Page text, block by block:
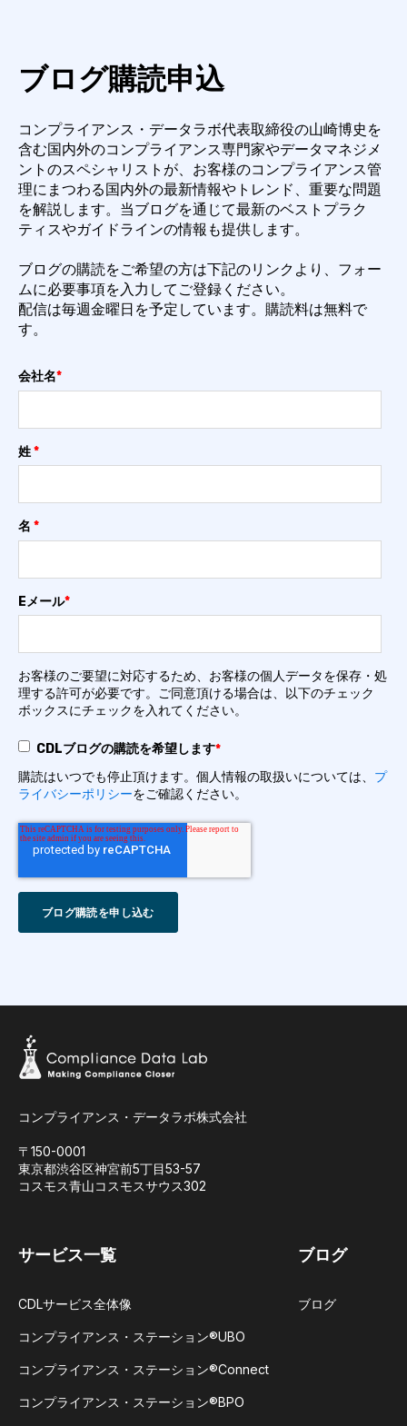
ブログ購読申込
コンプライアンス・データラボ代表取締役の山崎博史を
含む国内外のコンプライアンス専門家やデータマネジメ
ントのスペシャリストが、お客様のコンプライアンス管
理にまつわる国内外の最新情報やトレンド、重要な問題
を解説します。 当ブログを通じて最新のベストプラク
ティスやガイドラインの情報も提供します。
ブログの購読をご希望の方は下記のリンクより、フォー
ムに必要事項を入力してご登録くださ い。
配信は毎週金曜日を予定しています。購読料は無料で
す。
会社名*
姓*
名 *
Eメール*
お客様のご要望に対応するため、お客様の個人データを保存・処
理する許可が必要です。ご同意頂ける場合は、以下のチェック
ボックスにチェックを入れてください。
CDLブログの購読を希望します*
購読はいつでも停止頂けます。個人情報の取扱いについては、 プ
ライバシーポリシーをご確認ください。
コンプライアンス・データラボ株式会社
〒150-0001
東京都渋谷区神宮前5丁目53-57
コスモス青山コスモスサウス302
サービス一覧
CDLサービス全体像
コンプライアンス・ステーション®UBO​
コンプライアンス・ステーション®Connect​
コンプライアンス・ステーション®BPO​
ブログ
ブログ